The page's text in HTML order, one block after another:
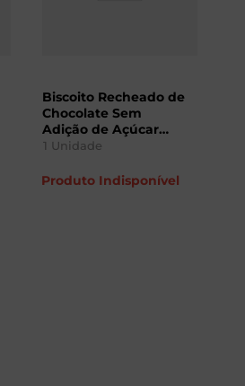
Produto Indisponível
Biscoito Recheado de
Chocolate Sem
Adição de Açúcar
Lowçucar 120g
1 Unidade